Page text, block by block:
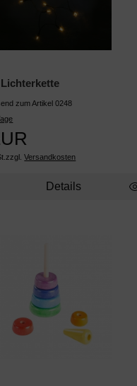
zum Artikel 0248
zzgl.Versandkosten
Details